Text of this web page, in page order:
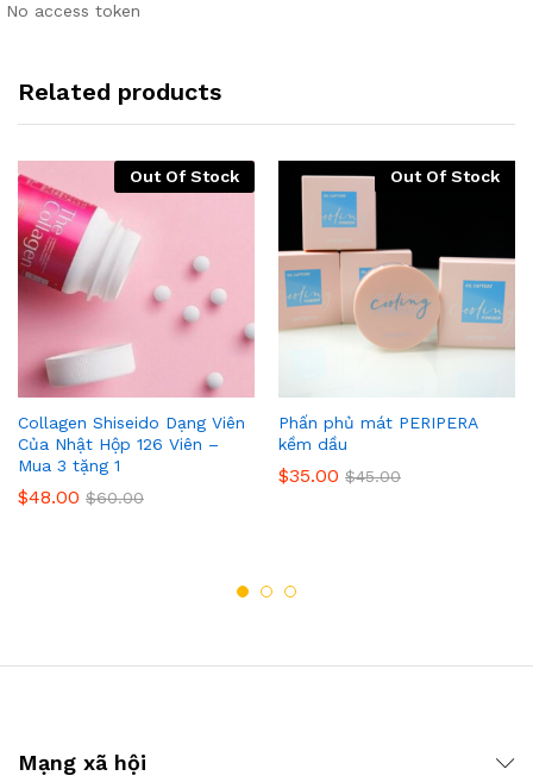
No access token
Related products
Out Of Stock
Collagen Shiseido Dạng Viên
Của Nhật Hộp 126 Viên –
Mua 3 tặng 1
$48.00 $60.00
Out Of Stock
Phấn phủ mát PERIPERA
kềm dầu
$35.00 $45.00
Mạng xã hội